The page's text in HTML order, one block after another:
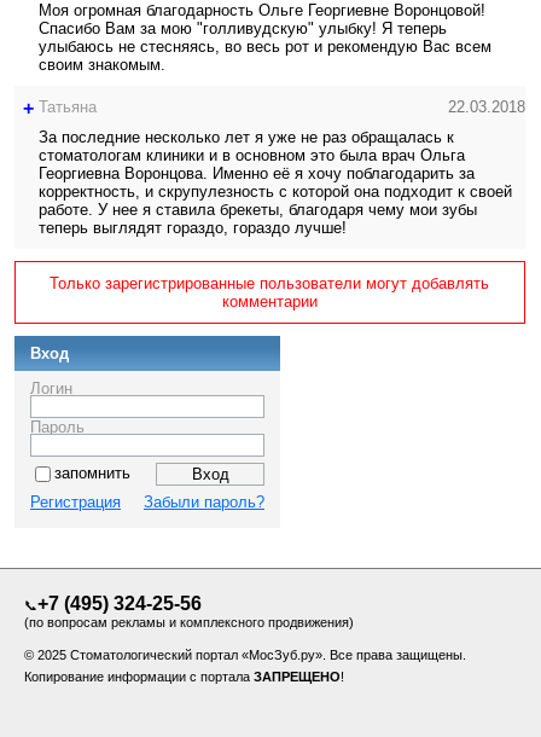
Моя огромная благодарность Ольге Георгиевне Воронцовой!
Спасибо Вам за мою "голливудскую" улыбку! Я теперь
улыбаюсь не стесняясь, во весь рот и рекомендую Вас всем
своим знакомым.
+ Татьяна
22.03.2018
За последние несколько лет я уже не раз обращалась к
стоматологам клиники и в основном это была врач Ольга
Георгиевна Воронцова. Именно её я хочу поблагодарить за
корректность, и скрупулезность с которой она подходит к своей
работе. У нее я ставила брекеты, благодаря чему мои зубы
теперь выглядят гораздо, гораздо лучше!
Только зарегистрированные пользователи могут добавлять
комментарии
Вход
Логин
Пароль
запомнить
Регистрация
Забыли пароль?
📞+7 (495) 324-25-56
(по вопросам рекламы и комплексного продвижения)
© 2025 Стоматологический портал «МосЗуб.ру». Все права защищены.
Копирование информации с портала ЗАПРЕЩЕНО!